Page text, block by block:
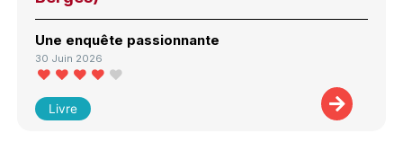
Une enquête passionnante
30 Juin 2026
Livre